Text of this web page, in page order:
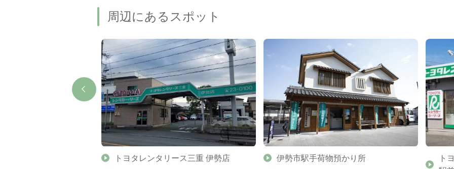
周辺にあるスポット
トヨタレンタリース三重 伊勢店 伊勢市駅手荷物預かり所
ト